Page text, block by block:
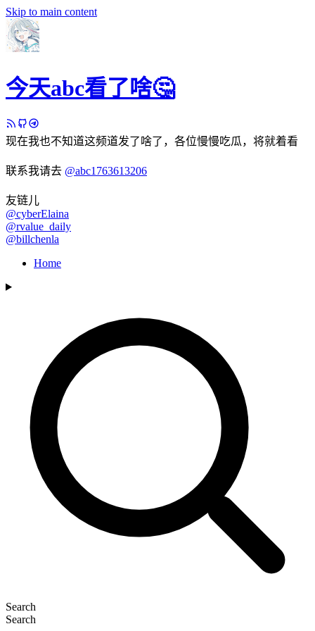
Skip to main content
今天abc看了啥🤔
现在我也不知道这频道发了啥了，各位慢慢吃瓜，将就着看
联系我请去 @abc1763613206
友链儿
@cyberElaina
@rvalue_daily
@billchenla
Home
Search
Search